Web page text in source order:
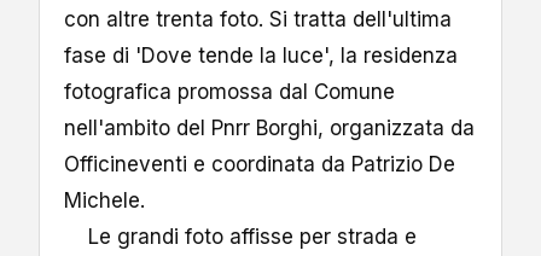
con altre trenta foto. Si tratta dell'ultima
fase di 'Dove tende la luce', la residenza
fotografica promossa dal Comune
nell'ambito del Pnrr Borghi, organizzata da
Officineventi e coordinata da Patrizio De
Michele.
Le grandi foto affisse per strada e